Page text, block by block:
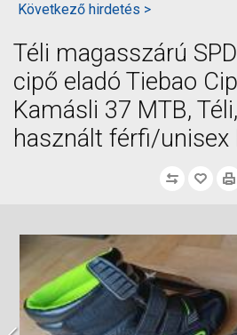
Következő hirdetés >
Téli magasszárú
cipő eladó Tiebao
Kamásli 37 MTB,
használt férfi/unisex